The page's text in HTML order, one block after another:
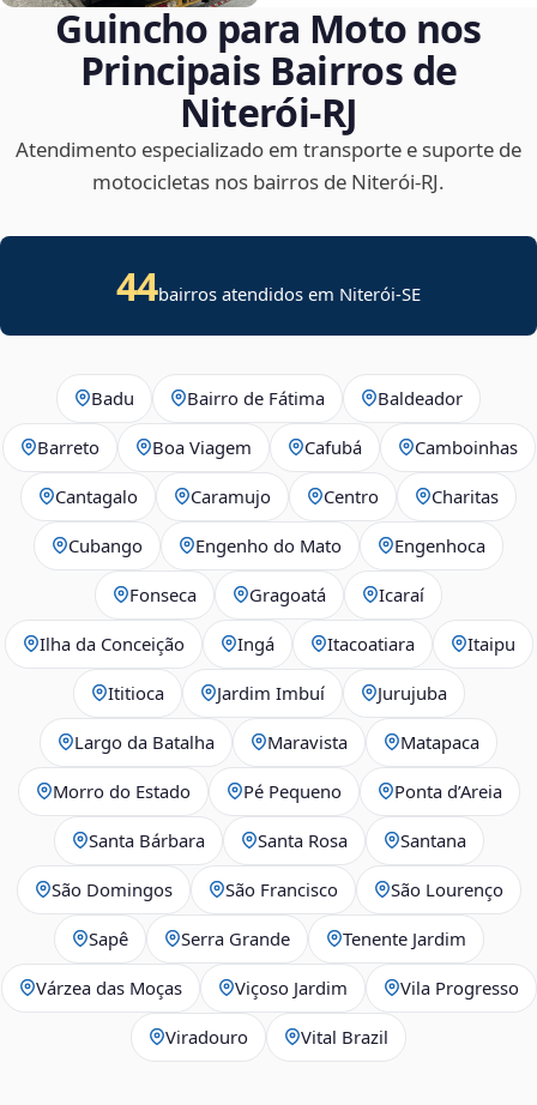
Guincho para Moto nos
Principais Bairros de
Niterói‑RJ
Atendimento especializado em transporte e suporte de
motocicletas nos bairros de Niterói‑RJ.
44bairros atendidos em Niterói-SE
Badu Bairro de Fátima Baldeador
Barreto Boa Viagem Cafubá Camboinhas
Cantagalo Caramujo Centro Charitas
Cubango Engenho do Mato Engenhoca
Fonseca Gragoatá Icaraí
Ilha da Conceição Ingá Itacoatiara Itaipu
Ititioca Jardim Imbuí Jurujuba
Largo da Batalha Maravista Matapaca
Morro do Estado Pé Pequeno Ponta d’Areia
Santa Bárbara Santa Rosa Santana
São Domingos São Francisco São Lourenço
Sapê Serra Grande Tenente Jardim
Várzea das Moças Viçoso Jardim Vila Progresso
Viradouro Vital Brazil